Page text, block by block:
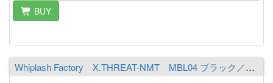
BUY
Whiplash Factory X.THREAT-NMT MBL04 ブラック／ホワイト